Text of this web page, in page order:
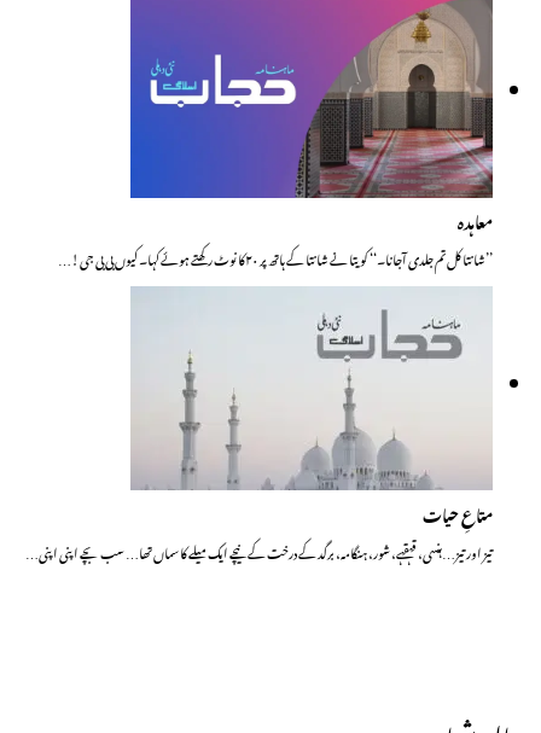
معاہدہ
’’شانتا کل تم جلدی آجانا۔‘‘ کویتا نے شانتا کے ہاتھ پر ۲۰کا نوٹ رکھتے ہوئے کہا۔ کیوں بی بی جی!…
متاعِ حیات
تیز اور تیز…ہنسی، قہقہے، شور، ہنگامہ، برگد کے درخت کے نیچے ایک میلے کا سماں تھا… سب بچے اپنی اپنی…